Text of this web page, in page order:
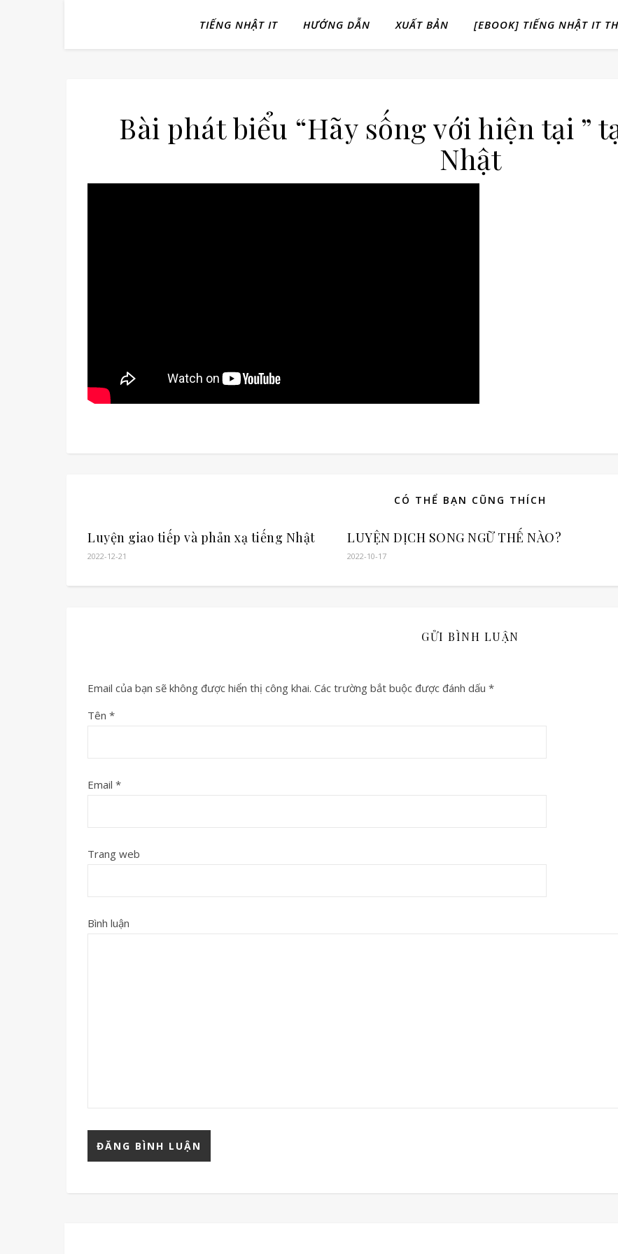
TIẾNG NHẬT IT HƯỚNG DẪN XUẤT BẢN [EBOOK] TIẾNG NHẬT IT
Bài phát biểu “Hãy sống với hiện tại ”
Nhật
CÓ THỂ BẠN CŨNG THÍCH
Luyện giao tiếp và phản xạ tiếng Nhật
2022-12-21
LUYỆN DỊCH SONG NGỮ THẾ NÀO?
2022-10-17
GỬI BÌNH LUẬN
Email của bạn sẽ không được hiển thị công khai. Các trường bắt buộc được đánh dấu *
Tên *
Email *
Trang web
Bình luận